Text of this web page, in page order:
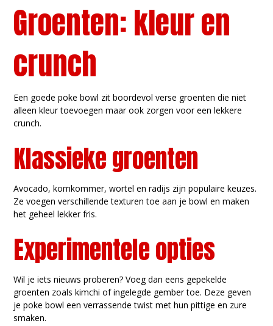
Groenten: kleur en
crunch
Een goede poke bowl zit boordevol verse groenten die niet
alleen kleur toevoegen maar ook zorgen voor een lekkere
crunch.
Klassieke groenten
Avocado, komkommer, wortel en radijs zijn populaire keuzes.
Ze voegen verschillende texturen toe aan je bowl en maken
het geheel lekker fris.
Experimentele opties
Wil je iets nieuws proberen? Voeg dan eens gepekelde
groenten zoals kimchi of ingelegde gember toe. Deze geven
je poke bowl een verrassende twist met hun pittige en zure
smaken.